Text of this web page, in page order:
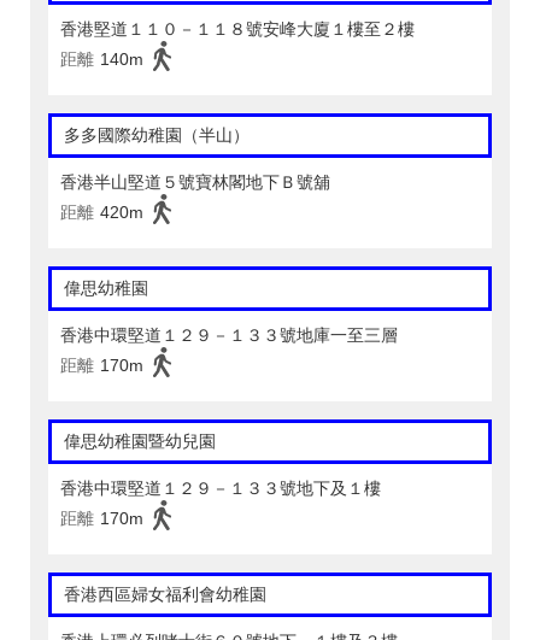
香港堅道１１０－１１８號安峰大廈１樓至２樓
距離 140m
多多國際幼稚園（半山）
香港半山堅道５號寶林閣地下Ｂ號舖
距離 420m
偉思幼稚園
香港中環堅道１２９－１３３號地庫一至三層
距離 170m
偉思幼稚園暨幼兒園
香港中環堅道１２９－１３３號地下及１樓
距離 170m
香港西區婦女福利會幼稚園